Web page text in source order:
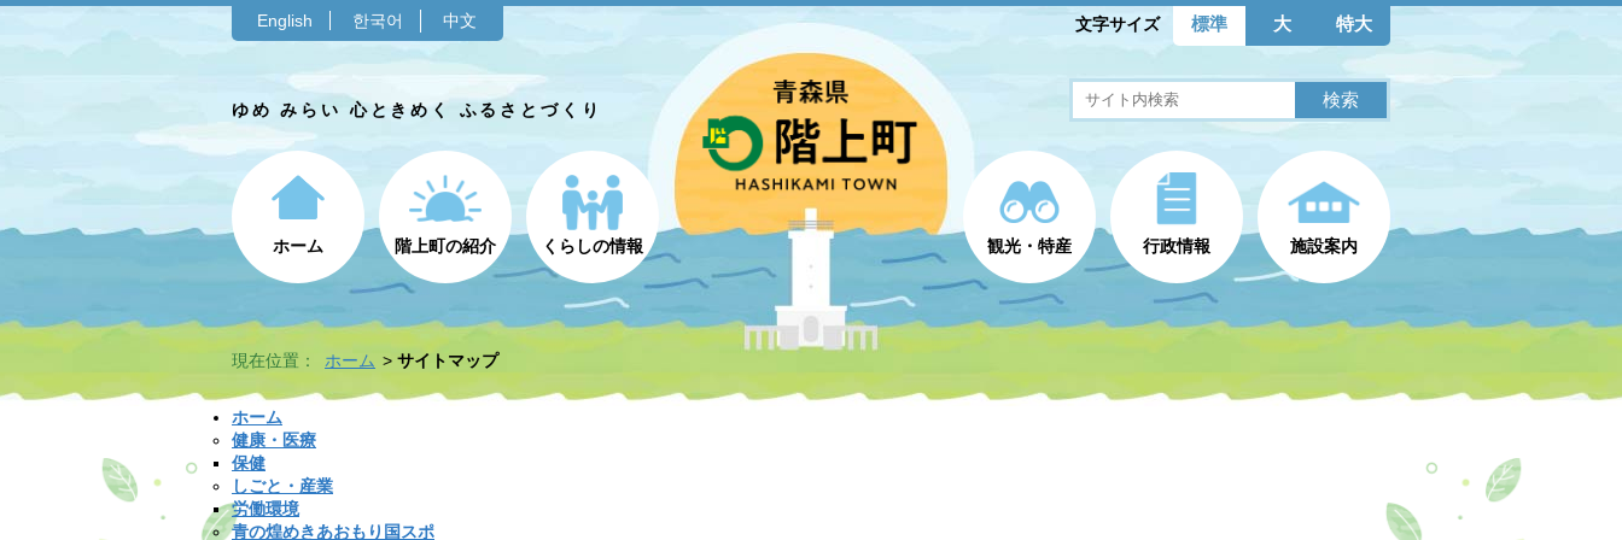
English 한국어 中文 文字サイズ 標準 大 特大
ゆめ みらい 心ときめく ふるさとづくり
ホーム 階上町の紹介 くらしの情報 観光・特産 行政情報 施設案内
現在位置： ホーム サイトマップ
ホーム
健康・医療
保健
しごと・産業
労働環境
青の煌めきあおもり国スポ